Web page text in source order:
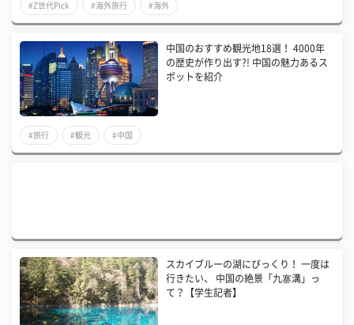
#Z世代Pick #海外旅行 #海外
中国のおすすめ観光地18選！ 4000年
の歴史が作り出す?! 中国の魅力あるス
ポットを紹介
#旅行 #観光 #中国
スカイブルーの湖にびっくり！ 一度は
行きたい、 中国の絶景「九寨溝」っ
て？【学生記者】